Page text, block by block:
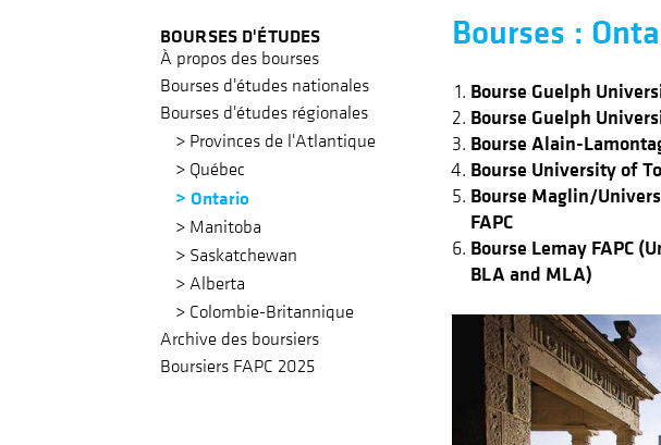
Bourses :
Bourse Guelph
Bourse Guelph
Bourse Alain-
Bourse University of
Bourse Maglin/
FAPC
Bourse Lemay FAPC
BLA and MLA)
BOURSES D'ÉTUDES
À propos des bourses
Bourses d'études nationales
Bourses d'études régionales
Provinces de l'Atlantique
Québec
Ontario
Manitoba
Saskatchewan
Alberta
Colombie-Britannique
Archive des boursiers
Boursiers FAPC 2025